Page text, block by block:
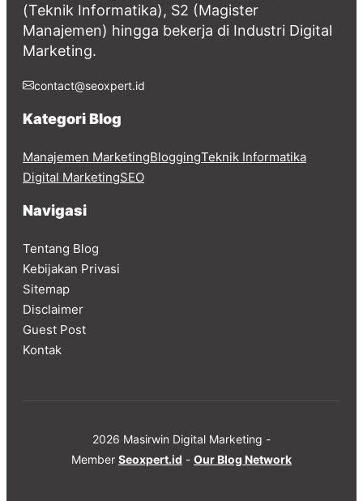
(Teknik Informatika), S2 (Magister
Manajemen) hingga bekerja di Industri Digital
Marketing.
contact@seoxpert.id
Kategori Blog
Manajemen MarketingBloggingTeknik Informatika
Digital MarketingSEO
Navigasi
Tentang Blog
Kebijakan Privasi
Sitemap
Disclaimer
Guest Post
Kontak
2026 Masirwin Digital Marketing -
Member Seoxpert.id - Our Blog Network